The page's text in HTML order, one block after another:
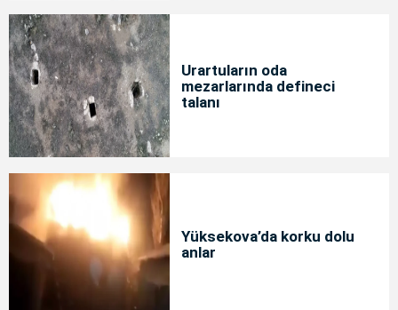
Urartuların oda
mezarlarında defineci
talanı
Yüksekova’da korku dolu
anlar